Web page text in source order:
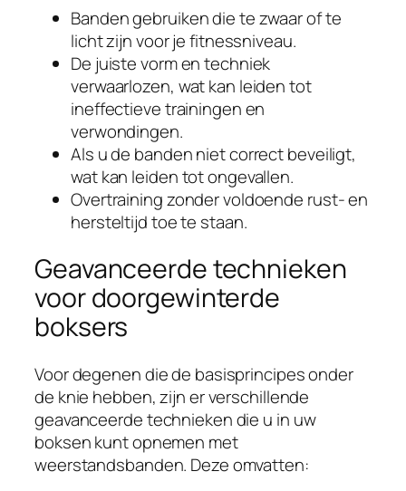
Banden gebruiken die te zwaar of te
licht zijn voor je fitnessniveau.
De juiste vorm en techniek
verwaarlozen, wat kan leiden tot
ineffectieve trainingen en
verwondingen.
Als u de banden niet correct beveiligt,
wat kan leiden tot ongevallen.
Overtraining zonder voldoende rust- en
hersteltijd toe te staan.
Geavanceerde technieken
voor doorgewinterde
boksers
Voor degenen die de basisprincipes onder
de knie hebben, zijn er verschillende
geavanceerde technieken die u in uw
boksen kunt opnemen met
weerstandsbanden. Deze omvatten: